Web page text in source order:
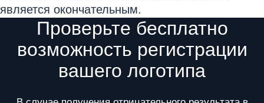
является окончательным.
Проверьте бесплатно
возможность регистрации
вашего логотипа